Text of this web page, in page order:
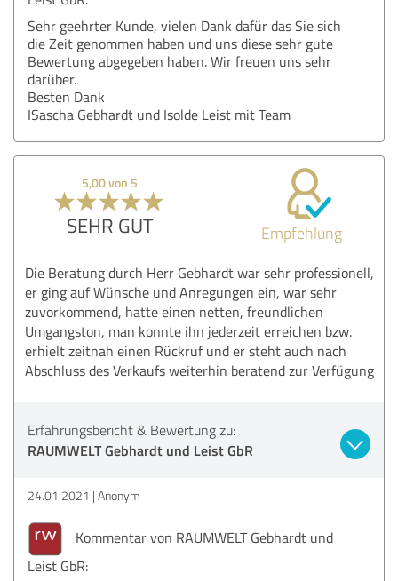
Sehr geehrter Kunde, vielen Dank dafür das Sie sich
die Zeit genommen haben und uns diese sehr gute
Bewertung abgegeben haben. Wir freuen uns sehr
darüber.
Besten Dank
ISascha Gebhardt und Isolde Leist mit Team
5,00 von 5
SEHR GUT Empfehlung
Die Beratung durch Herr Gebhardt war sehr professionell,
er ging auf Wünsche und Anregungen ein, war sehr
zuvorkommend, hatte einen netten, freundlichen
Umgangston, man konnte ihn jederzeit erreichen bzw.
erhielt zeitnah einen Rückruf und er steht auch nach
Abschluss des Verkaufs weiterhin beratend zur Verfügung
Erfahrungsbericht & Bewertung zu:
RAUMWELT Gebhardt und Leist GbR
24.01.2021 Anonym
Kommentar von RAUMWELT Gebhardt und
Leist GbR: